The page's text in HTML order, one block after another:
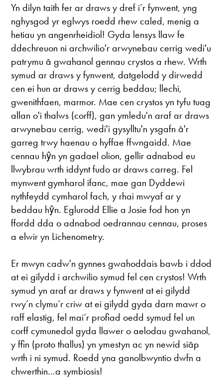
Yn dilyn taith fer ar draws y dref i’r fynwent, yng
nghysgod yr eglwys roedd rhew caled, menig a
hetiau yn angenrheidiol! Gyda lensys llaw fe
ddechreuon ni archwilio'r arwynebau cerrig wedi'u
patrymu â gwahanol gennau crystos a rhew. Wrth
symud ar draws y fynwent, datgelodd y dirwedd
cen ei hun ar draws y cerrig beddau; llechi,
gwenithfaen, marmor. Mae cen crystos yn tyfu tuag
allan o'i thalws (corff), gan ymledu'n araf ar draws
arwynebau cerrig, wedi'i gysylltu'n ysgafn â'r
garreg trwy haenau o hyffae ffwngaidd. Mae
cennau hŷn yn gadael olion, gellir adnabod eu
llwybrau wrth iddynt fudo ar draws carreg. Fel
mynwent gymharol ifanc, mae gan Dyddewi
nythfeydd cymharol fach, y rhai mwyaf ar y
beddau hŷn. Eglurodd Ellie a Josie fod hon yn
ffordd dda o adnabod oedrannau cennau, proses
a elwir yn Lichenometry.
Er mwyn cadw'n gynnes gwahoddais bawb i ddod
at ei gilydd i archwilio symud fel cen crystos! Wrth
symud yn araf ar draws y fynwent at ei gilydd
rwy’n clymu’r criw at ei gilydd gyda darn mawr o
raff elastig, fel mai’r profiad oedd symud fel un
corff cymunedol gyda llawer o aelodau gwahanol,
y ffin (proto thallus) yn ymestyn ac yn newid siâp
wrth i ni symud. Roedd yna ganolbwyntio dwfn a
chwerthin…a symbiosis!